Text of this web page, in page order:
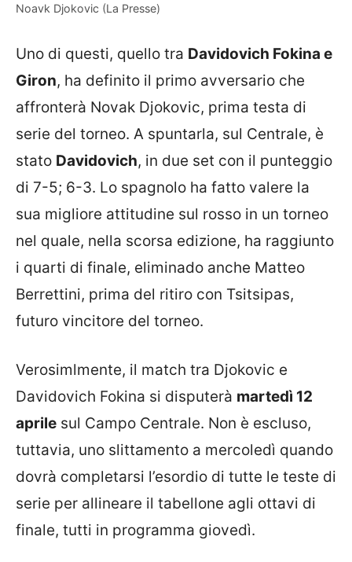
Noavk Djokovic (La Presse)
Uno di questi, quello tra Davidovich Fokina e
Giron, ha definito il primo avversario che
affronterà Novak Djokovic, prima testa di
serie del torneo. A spuntarla, sul Centrale, è
stato Davidovich, in due set con il punteggio
di 7-5; 6-3. Lo spagnolo ha fatto valere la
sua migliore attitudine sul rosso in un torneo
nel quale, nella scorsa edizione, ha raggiunto
i quarti di finale, eliminado anche Matteo
Berrettini, prima del ritiro con Tsitsipas,
futuro vincitore del torneo.
Verosimlmente, il match tra Djokovic e
Davidovich Fokina si disputerà martedì 12
aprile sul Campo Centrale. Non è escluso,
tuttavia, uno slittamento a mercoledì quando
dovrà completarsi l’esordio di tutte le teste di
serie per allineare il tabellone agli ottavi di
finale, tutti in programma giovedì.